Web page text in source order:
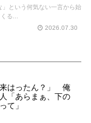
」という何気ない一言から始
る...
2026.07.30
はったん？」 俺
「あらまぁ、下の
て」